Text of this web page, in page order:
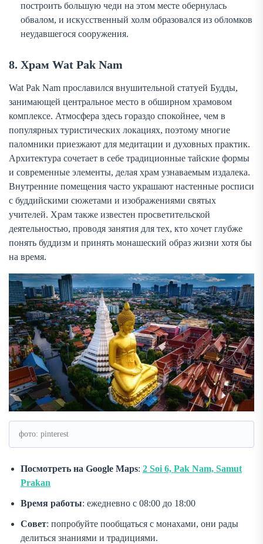
построить большую чеди на этом месте обернулась
обвалом, и искусственный холм образовался из обломков
неудавшегося сооружения.
8. Храм Wat Pak Nam
Wat Pak Nam прославился внушительной статуей Будды,
занимающей центральное место в обширном храмовом
комплексе. Атмосфера здесь гораздо спокойнее, чем в
популярных туристических локациях, поэтому многие
паломники приезжают для медитации и духовных практик.
Архитектура сочетает в себе традиционные тайские формы
и современные элементы, делая храм узнаваемым издалека.
Внутренние помещения часто украшают настенные росписи
с буддийскими сюжетами и изображениями святых
учителей. Храм также известен просветительской
деятельностью, проводя занятия для тех, кто хочет глубже
понять буддизм и принять монашеский образ жизни хотя бы
на время.
фото: pinterest
Посмотреть на Google Maps: 2 Soi 6, Pak Nam, Samut
Prakan
Время работы: ежедневно с 08:00 до 18:00
Совет: попробуйте пообщаться с монахами, они рады
делиться знаниями и традициями.